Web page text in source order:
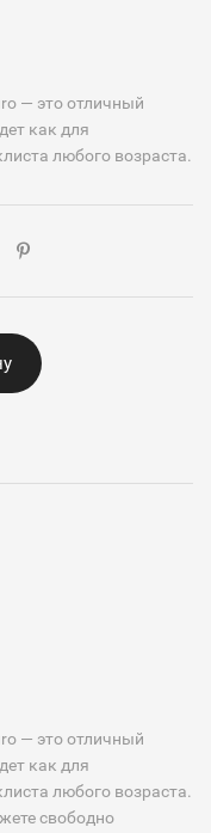
— это отличный
как для
любого возраста.
— это отличный
как для
любого возраста.
свободно